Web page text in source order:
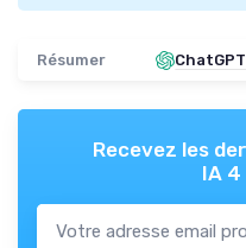
Résumer ChatGPT
Recevez les
IA 4